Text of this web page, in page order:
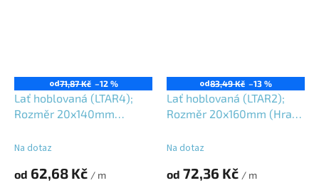
od71,87 Kč –12 %
Lať hoblovaná (LTAR4);
Rozměr 20x140mm
modřín (JMD); Vlhkost
Na dotaz
od 62,68 Kč / m
od83,49 Kč –13 %
Lať hoblovaná (LTAR2);
Rozměr 20x160mm (Hrana
(JMD); Vlhkost 16±3%;
Na dotaz
od 72,36 Kč / m